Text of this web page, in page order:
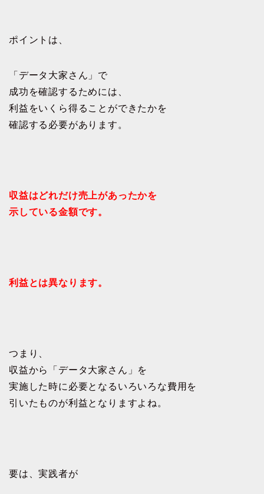
ポイントは、
「データ大家さん」で
成功を確認するためには、
利益をいくら得ることができたかを
確認する必要があります。
収益はどれだけ売上があったかを
示している金額です。
利益とは異なります。
つまり、
収益から「データ大家さん」を
実施した時に必要となるいろいろな費用を
引いたものが利益となりますよね。
要は、実践者が